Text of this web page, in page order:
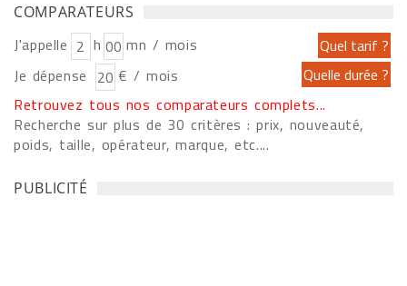
COMPARATEURS
J'appelle h
mn / mois
Je dépense
€ / mois
Retrouvez tous nos comparateurs complets...
Recherche sur plus de 30 critères : prix, nouveauté,
poids, taille, opérateur, marque, etc....
PUBLICITÉ